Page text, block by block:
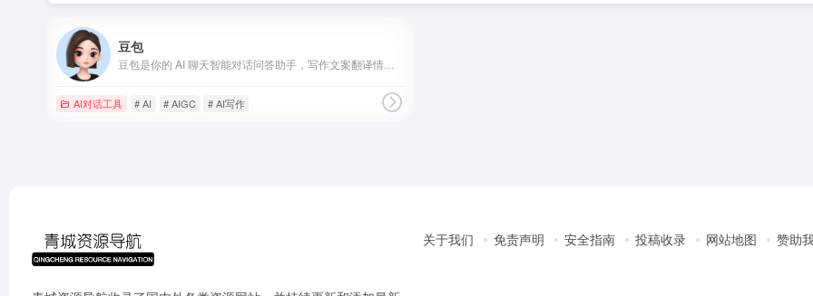
豆包
AI对话工具 # AI # AIGC # AI写作
关于我们 免责声明 安全指南 投稿收录 网站地图 赞助